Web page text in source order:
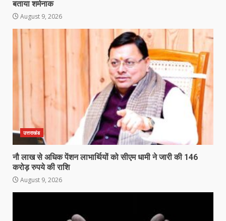
बताया शर्मनाक
August 9, 2026
उत्तराखंड
नौ लाख से अधिक पेंशन लाभार्थियों को सीएम धामी ने जारी की 146
करोड़ रुपये की राशि
August 9, 2026